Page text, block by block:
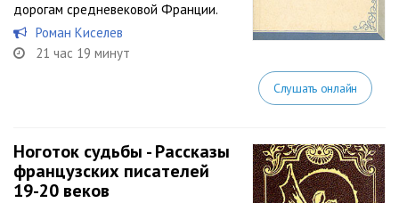
дорогам средневековой Франции.
Роман Киселев
21 час 19 минут
Слушать онлайн
Ноготок судьбы - Рассказы
французских писателей
19-20 веков